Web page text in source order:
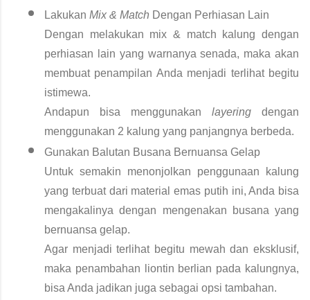
Lakukan Mix & Match Dengan Perhiasan Lain
Dengan melakukan mix & match kalung dengan
perhiasan lain yang warnanya senada, maka akan
membuat penampilan Anda menjadi terlihat begitu
istimewa.
Andapun bisa menggunakan layering dengan
menggunakan 2 kalung yang panjangnya berbeda.
Gunakan Balutan Busana Bernuansa Gelap
Untuk semakin menonjolkan penggunaan kalung
yang terbuat dari material emas putih ini, Anda bisa
mengakalinya dengan mengenakan busana yang
bernuansa gelap.
Agar menjadi terlihat begitu mewah dan eksklusif,
maka penambahan liontin berlian pada kalungnya,
bisa Anda jadikan juga sebagai opsi tambahan.